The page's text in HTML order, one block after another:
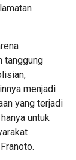
tanggung
menjadi
yang terjadi
untuk